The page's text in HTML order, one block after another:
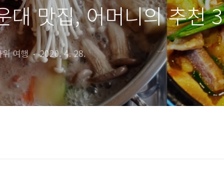
대 맛집, 어머니의 추천
여행 2020. 4. 28.